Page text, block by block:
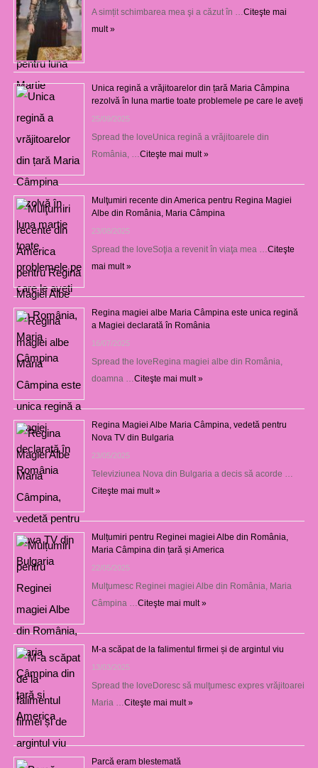
A simțit schimbarea mea şi a căzut în …Citeşte mai
mult »
Unica regină a vrăjitoarelor din țară Maria Câmpina
rezolvă în luna martie toate problemele pe care le aveți
25/09/2025
Spread the loveUnica regină a vrăjitoarele din
România, …Citeşte mai mult »
Mulţumiri recente din America pentru Regina Magiei
Albe din România, Maria Câmpina
23/08/2025
Spread the loveSoţia a revenit în viaţa mea …Citeşte
mai mult »
Regina magiei albe Maria Câmpina este unica regină
a Magiei declarată în România
16/07/2025
Spread the loveRegina magiei albe din România,
doamna …Citeşte mai mult »
Regina Magiei Albe Maria Câmpina, vedetă pentru
Nova TV din Bulgaria
23/05/2025
Televiziunea Nova din Bulgaria a decis să acorde …
Citeşte mai mult »
Mulțumiri pentru Reginei magiei Albe din România,
Maria Câmpina din țară și America
22/05/2025
Mulţumesc Reginei magiei Albe din România, Maria
Câmpina …Citeşte mai mult »
M-a scăpat de la falimentul firmei și de argintul viu
13/03/2025
Spread the loveDoresc să mulţumesc expres vrăjitoarei
Maria …Citeşte mai mult »
Parcă eram blestemată